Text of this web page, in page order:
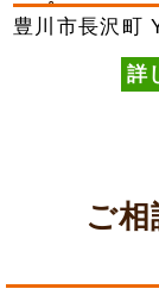
ップ
豊川市長沢町
詳
ご